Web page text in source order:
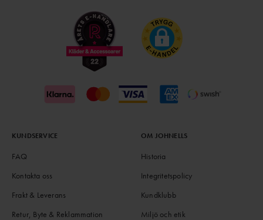
KUNDSERVICE
FAQ
Kontakta oss
Frakt & Leverans
Retur, Byte & Reklammation
OM JOHNELLS
Historia
Integritetspolicy
Kundklubb
Miljö och etik